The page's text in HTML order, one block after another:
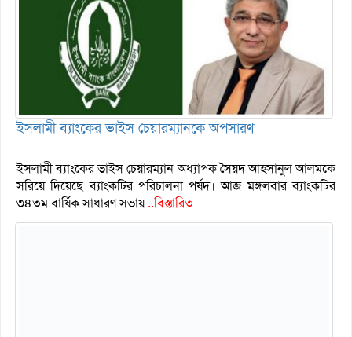
ইসলামী ব্যাংকের ভাইস চেয়ারম্যানকে অপসারণ
ইসলামী ব্যাংকের ভাইস চেয়ারম্যান অধ্যাপক সৈয়দ আহসানুল আলমকে
সরিয়ে দিয়েছে ব্যাংকটির পরিচালনা পর্ষদ। আজ মঙ্গলবার ব্যাংকটির
৩৪তম বার্ষিক সাধারণ সভায়..বিস্তারিত